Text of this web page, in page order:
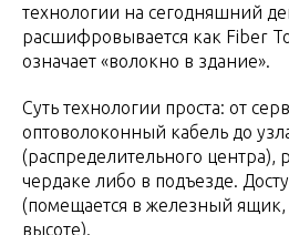
технологии на сегодняшний
расшифровывается как Fiber
означает «волокно в здание».
Суть технологии проста: от
оптоволоконный кабель до
(распределительного центра),
чердаке либо в подъезде.
(помещается в железный ящик,
высоте).